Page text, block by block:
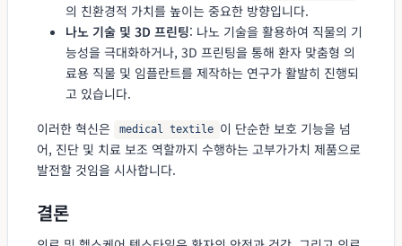
의 친환경적 가치를 높이는 중요한 방향입니다.
나노 기술 및 3D 프린팅: 나노 기술을 활용하여 직물의 기
능성을 극대화하거나, 3D 프린팅을 통해 환자 맞춤형 의
료용 직물 및 임플란트를 제작하는 연구가 활발히 진행되
고 있습니다.
이러한 혁신은
medical textile 이 단순한 보호 기능을 넘
어, 진단 및 치료 보조 역할까지 수행하는 고부가가치 제품으로
발전할 것임을 시사합니다.
결론